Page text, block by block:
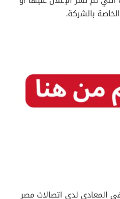
بالشركة.
المعادي لدى اتصالات مصر